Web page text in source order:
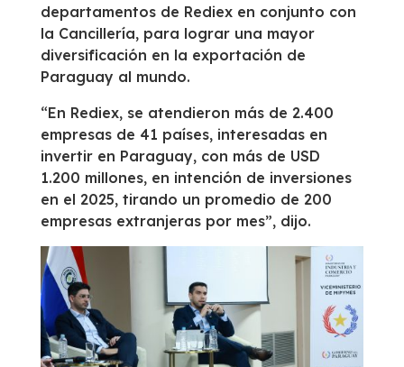
departamentos de Rediex en conjunto con
la Cancillería, para lograr una mayor
diversificación en la exportación de
Paraguay al mundo.
“En Rediex, se atendieron más de 2.400
empresas de 41 países, interesadas en
invertir en Paraguay, con más de USD
1.200 millones, en intención de inversiones
en el 2025, tirando un promedio de 200
empresas extranjeras por mes”, dijo.